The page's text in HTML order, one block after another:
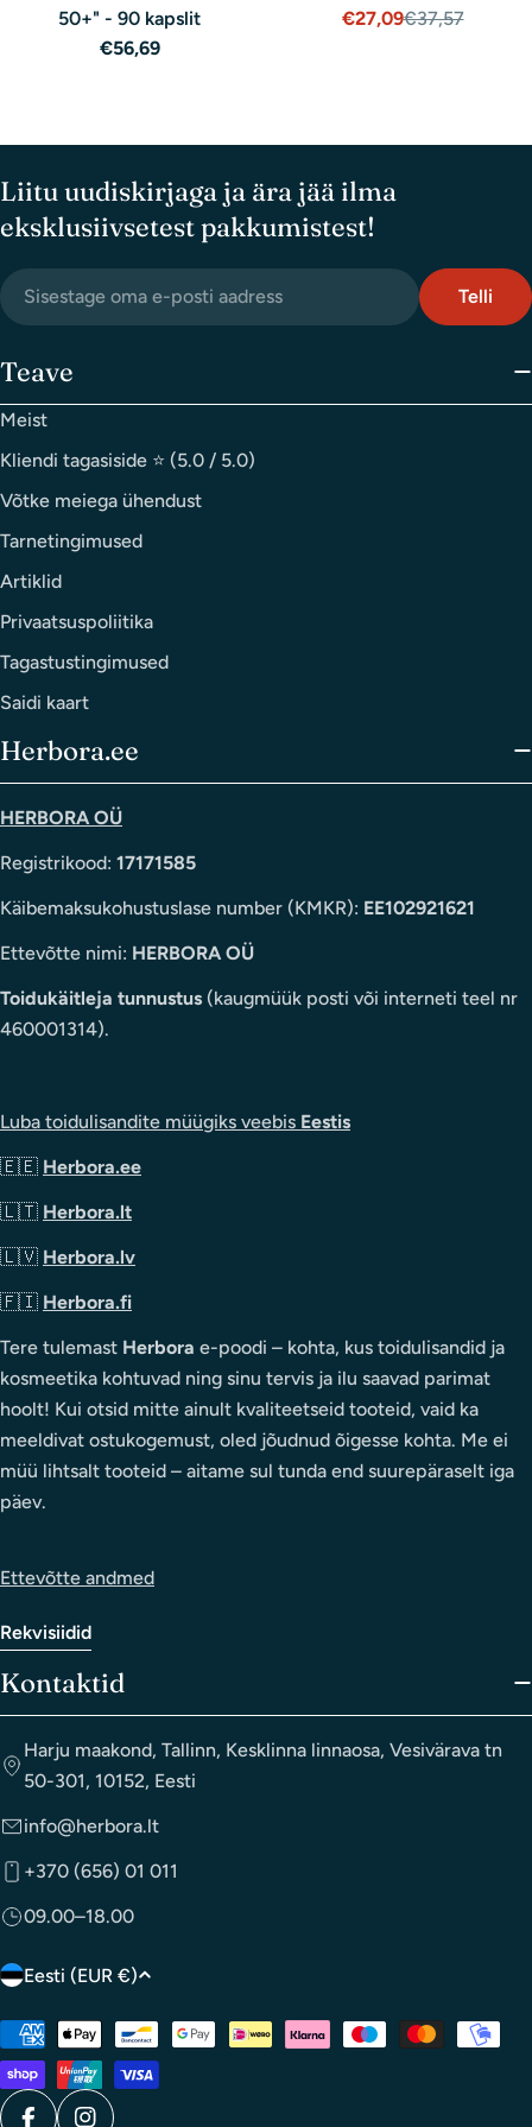
50+" - 90 kapslit
Tavaline
€56,69
Müügihind
€27,09Tavaline
€37,57
Teave
Meist
Kliendi tagasiside ⭐ (5.0 / 5.0)
Võtke meiega ühendust
Tarnetingimused
Artiklid
Privaatsuspoliitika
Tagastustingimused
Saidi kaart
Herbora.ee
HERBORA OÜ
Registrikood: 17171585
Käibemaksukohustuslase number (KMKR): EE102921621
Ettevõtte nimi: HERBORA OÜ
Toidukäitleja tunnustus (kaugmüük posti või interneti teel nr
460001314).
Luba toidulisandite müügiks veebis Eestis
🇪🇪 Herbora.ee
🇱🇹 Herbora.lt
🇱🇻 Herbora.lv
🇫🇮 Herbora.fi
Tere tulemast Herbora e-poodi – kohta, kus toidulisandid ja
kosmeetika kohtuvad ning sinu tervis ja ilu saavad parimat
hoolt! Kui otsid mitte ainult kvaliteetseid tooteid, vaid ka
meeldivat ostukogemust, oled jõudnud õigesse kohta. Me ei
müü lihtsalt tooteid – aitame sul tunda end suurepäraselt iga
päev.
Ettevõtte andmed
Rekvisiidid
Kontaktid
Harju maakond, Tallinn, Kesklinna linnaosa, Vesivärava tn
50-301, 10152, Eesti
info@herbora.lt
+370 (656) 01 011
09.00–18.00
Liitu uudiskirjaga ja ära jää ilma
eksklusiivsetest pakkumistest!
email
postkontor
Telli
R
i
i
k
/
Eesti (EUR €)
Makseviisid